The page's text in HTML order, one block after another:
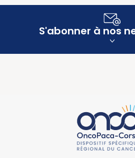
S'abonner à nos